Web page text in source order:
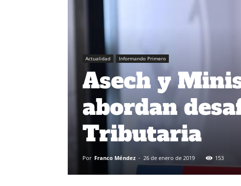
Actualidad Informando Primero
Asech y
abordan
Tributaria
Por Franco Méndez - 26 de enero de 2019 153